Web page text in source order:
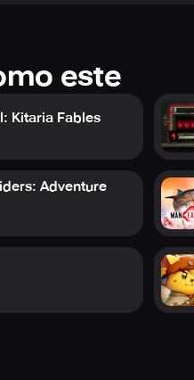
este
Kitaria Fables
Adventure